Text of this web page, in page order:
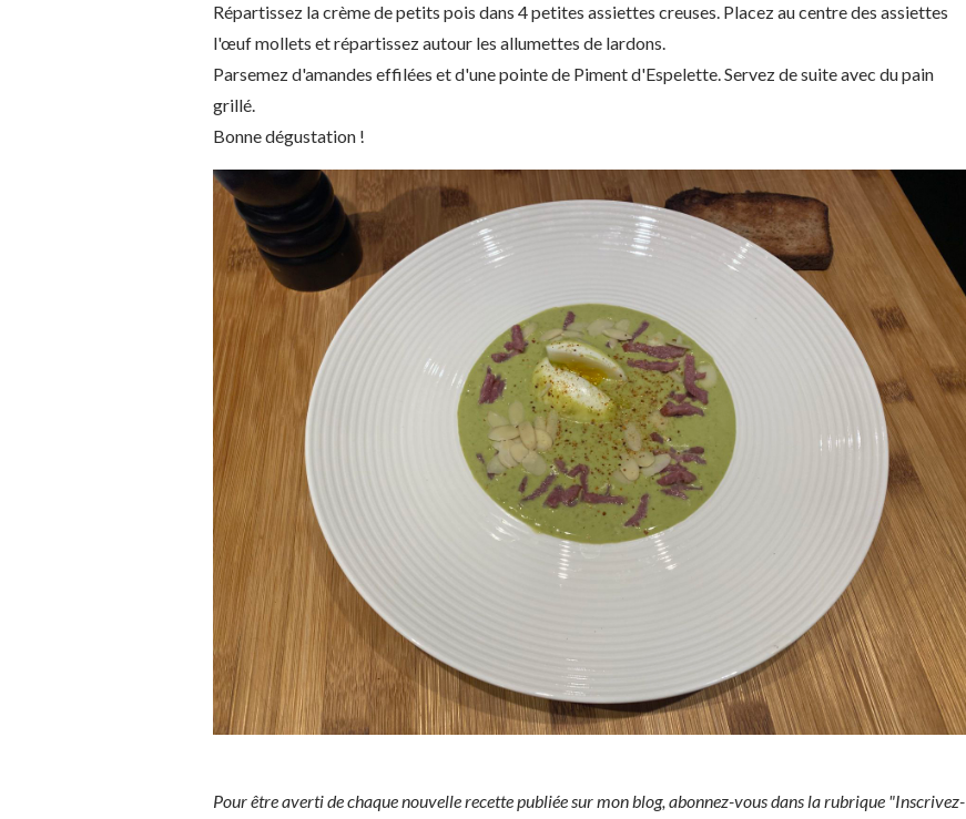
Répartissez la crème de petits pois dans 4 petites assiettes creuses. Placez au centre des assiettes
l'œuf mollets et répartissez autour les allumettes de lardons.
Parsemez d'amandes effilées et d'une pointe de Piment d'Espelette. Servez de suite avec du pain
grillé.
Bonne dégustation !
Pour être averti de chaque nouvelle recette publiée sur mon blog, abonnez-vous dans la rubrique "Inscrivez-